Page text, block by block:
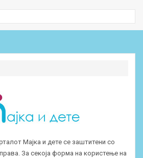
Мајка и дете се заштитени со
За секоја форма на користење на